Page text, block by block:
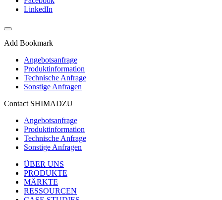
LinkedIn
Add Bookmark
Angebotsanfrage
Produktinformation
Technische Anfrage
Sonstige Anfragen
Contact SHIMADZU
Angebotsanfrage
Produktinformation
Technische Anfrage
Sonstige Anfragen
ÜBER UNS
PRODUKTE
MÄRKTE
RESSOURCEN